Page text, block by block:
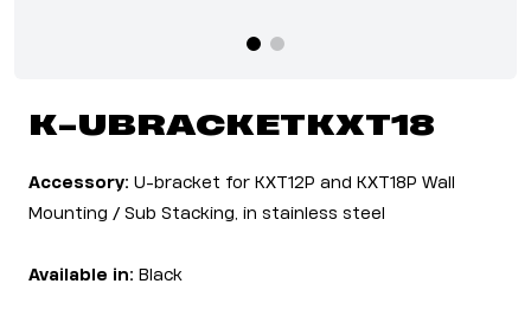
K-UBRACKETKXT18
Accessory: U-bracket for KXT12P and KXT18P Wall
Mounting / Sub Stacking, in stainless steel
Available in: Black